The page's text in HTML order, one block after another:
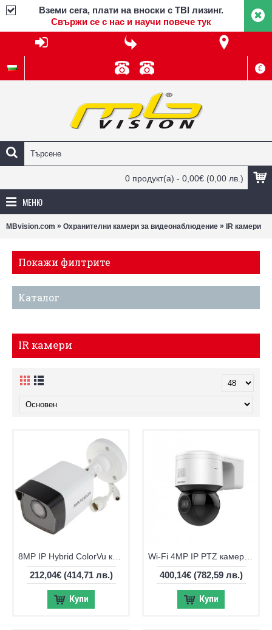
Вземи сега, плати на вноски с TBI лизинг.
Свържи се с нас и научи повече тук
€
0 продукт(а) - 0,00€ (0,00 лв.)
МЕНЮ
MBvision.com » Охранителни камери за видеонаблюдение » IR камери
Покажи филтрите
Каталог
IR камери
212,04€(414,71 лв.)
Купи
400,14€(782,59 лв.)
Купи